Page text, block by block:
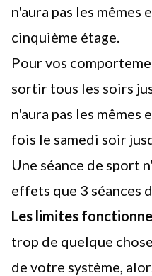
n'aura pas les
cinquième étage.
Pour vos
sortir tous les soirs
n'aura pas les
fois le samedi soir
Une séance de sport
effets que 3 séances
Les limites
trop de quelque
de votre système,